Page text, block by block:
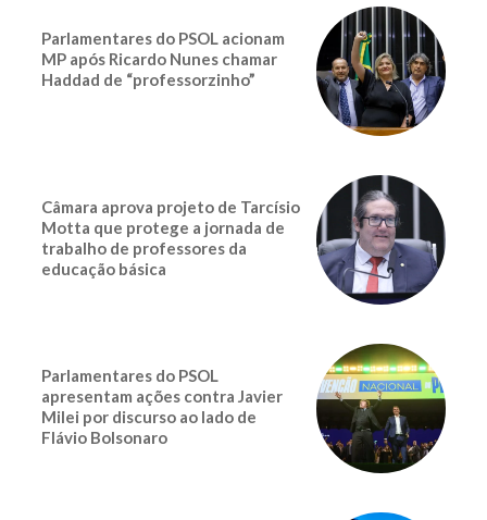
Parlamentares do PSOL acionam
MP após Ricardo Nunes chamar
Haddad de “professorzinho”
Câmara aprova projeto de Tarcísio
Motta que protege a jornada de
trabalho de professores da
educação básica
Parlamentares do PSOL
apresentam ações contra Javier
Milei por discurso ao lado de
Flávio Bolsonaro